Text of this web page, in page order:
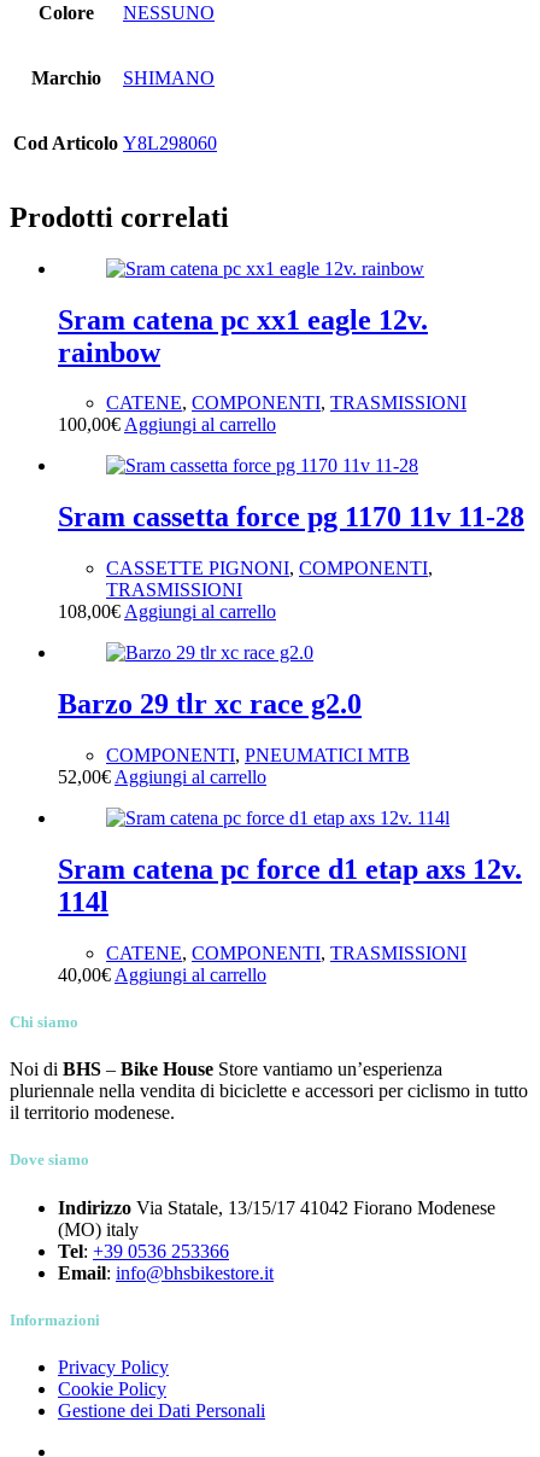
Colore NESSUNO
Marchio SHIMANO
Cod Articolo Y8L298060
Prodotti correlati
Sram catena pc xx1 eagle 12v.
rainbow
CATENE, COMPONENTI, TRASMISSIONI
100,00€Aggiungi al carrello
Sram cassetta force pg 1170 11v 11-28
CASSETTE PIGNONI, COMPONENTI,
TRASMISSIONI
108,00€ Aggiungi al carrello
Barzo 29 tlr xc race g2.0
COMPONENTI, PNEUMATICI MTB
52,00€ Aggiungi al carrello
Sram catena pc force d1 etap axs 12v.
114l
CATENE, COMPONENTI, TRASMISSIONI
40,00€ Aggiungi al carrello
Chi siamo
Noi di BHS – Bike House Store vantiamo un’esperienza
pluriennale nella vendita di biciclette e accessori per ciclismo in tutto
il territorio modenese.
Dove siamo
Indirizzo Via Statale, 13/15/17 41042 Fiorano Modenese
(MO) italy
Tel: +39 0536 253366
Email: info@bhsbikestore.it
Informazioni
Privacy Policy
Cookie Policy
Gestione dei Dati Personali